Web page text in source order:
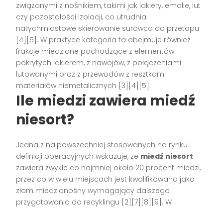
związanymi z nośnikiem, takimi jak lakiery, emalie, lut
czy pozostałości izolacji, co utrudnia
natychmiastowe skierowanie surowca do przetopu
[4][5]. W praktyce kategoria ta obejmuje również
frakcje miedziane pochodzące z elementów
pokrytych lakierem, z nawojów, z połączeniami
lutowanymi oraz z przewodów z resztkami
materiałów niemetalicznych [3][4][5].
Ile miedzi zawiera miedź
niesort?
Jedna z najpowszechniej stosowanych na rynku
definicji operacyjnych wskazuje, że miedź niesort
zawiera zwykle co najmniej około 20 procent miedzi,
przez co w wielu miejscach jest kwalifikowana jako
złom miedzionośny wymagający dalszego
przygotowania do recyklingu [2][7][8][9]. W